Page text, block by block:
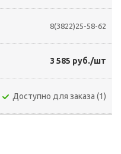
8(3822)25-58-62
3 585 руб./шт
Доступно для заказа (1)